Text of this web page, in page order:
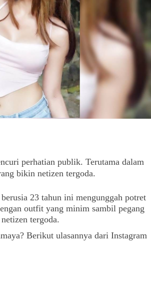
perhatian publik. Terutama dalam
bikin netizen tergoda.
23 tahun ini mengunggah potret
outfit yang minim sambil pegang
tergoda.
Berikut ulasannya dari Instagram